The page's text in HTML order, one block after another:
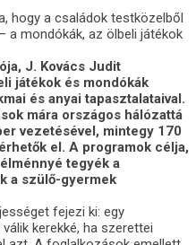
hogy a családok testközelből
a mondókák, az ölbeli játékok
J. Kovács Judit
játékok és mondókák
és anyai tapasztalataival.
mára országos hálózattá
vezetésével, mintegy 170
el. A programok célja,
tegyék a
a szülő-gyermek
fejezi ki: egy
kerekké, ha szerettei